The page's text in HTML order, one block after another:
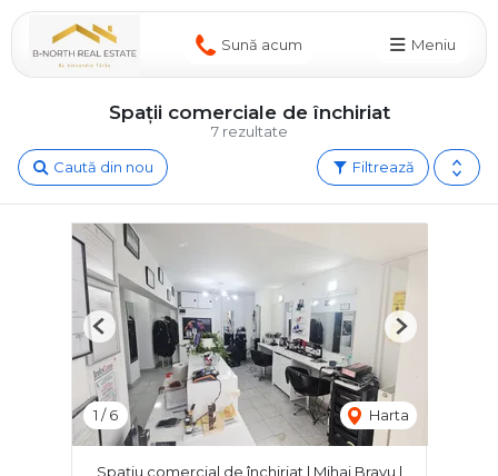
Sună acum Meniu
7 rezultate
Spații comerciale de închiriat
Filtrează
Caută din nou
1 /6 Harta
Previous Next
Spațiu comercial de închiriat | Mihai Bravu |